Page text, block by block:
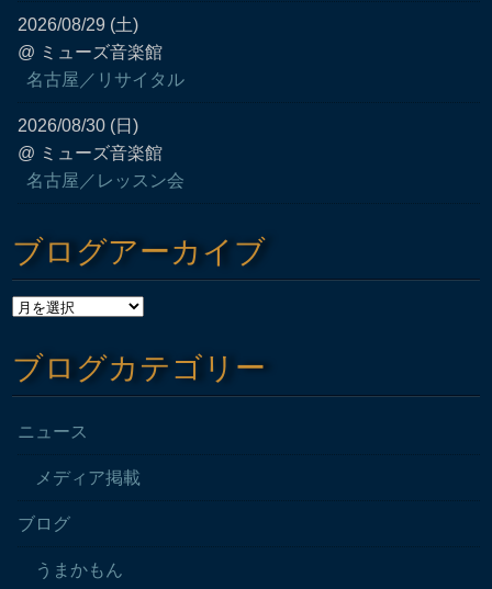
2026/08/29 (土)
@ ミューズ音楽館
名古屋／リサイタル
2026/08/30 (日)
@ ミューズ音楽館
名古屋／レッスン会
ブログアーカイブ
ブログカテゴリー
ニュース
メディア掲載
ブログ
うまかもん